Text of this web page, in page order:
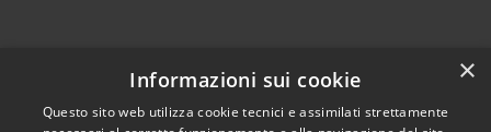
Dichiarazione di accessibilità
×
Informazioni sui cookie
Questo sito web utilizza cookie tecnici e assimilati strettamente